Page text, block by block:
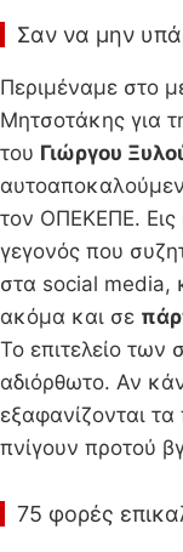
Σαν να μην
Περιμέναμε στο
Μητσοτάκης για
του Γιώργου
τον ΟΠΕΚΕΠΕ. Εις
γεγονός που
στα social media,
ακόμα και σε
Το επιτελείο των
αδιόρθωτο. Αν
εξαφανίζονται
πνίγουν προτού
75 φορές